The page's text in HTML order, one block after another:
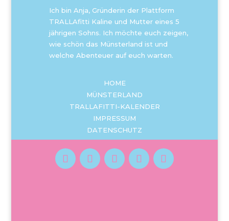
Ich bin Anja, Gründerin der Plattform
TRALLAfitti Kaline und Mutter eines 5
jährigen Sohns. Ich möchte euch zeigen,
wie schön das Münsterland ist und
welche Abenteuer auf euch warten.
HOME
MÜNSTERLAND
TRALLAFITTI-KALENDER
IMPRESSUM
DATENSCHUTZ